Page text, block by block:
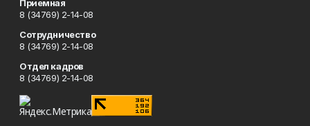
Приемная
8 (34769) 2-14-08
Сотрудничество
8 (34769) 2-14-08
Отдел кадров
8 (34769) 2-14-08